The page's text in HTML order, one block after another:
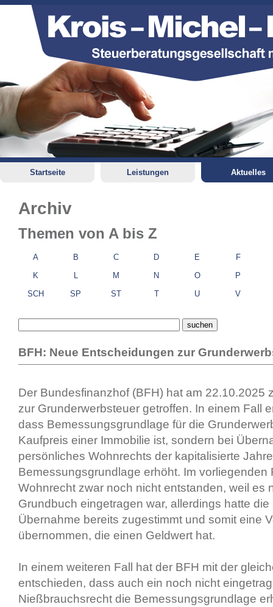
Startseite Leistungen Aktuelles
Archiv
Themen von A bis Z
A B C D E
F
K
L M N O
P
SCH
SP ST T U V
BFH: Neue Entscheidungen zur
Der Bundesfinanzhof (BFH) hat am 22.10.2025
zur Grunderwerbsteuer getroffen. In einem Fall
dass Bemessungsgrundlage für die
Kaufpreis einer Immobilie ist, sondern bei
persönliches Wohnrechts der kapitalisierte
Bemessungsgrundlage erhöht. Im vorliegenden
Wohnrecht zwar noch nicht entstanden, weil es
Grundbuch eingetragen war, allerdings hatte die
Übernahme bereits zugestimmt und somit eine
übernommen, die einen Geldwert hat.
In einem weiteren Fall hat der BFH mit der
entschieden, dass auch ein noch nicht
Nießbrauchsrecht die Bemessungsgrundlage